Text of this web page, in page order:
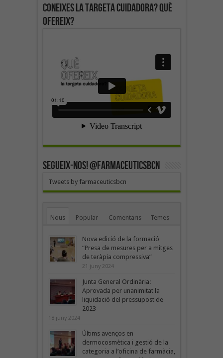
Coneixes la targeta cuidadora? Què
ofereix?
SEGUEIX-NOS! @farmaceuticsbcn
Tweets by farmaceuticsbcn
Nous Popular Comentaris Temes
Nova edició de la formació
“Presa de mesures per a mitges
de teràpia compressiva”
21 juny 2024
Junta General Ordinària:
Aprovada per unanimitat la
liquidació del pressupost de
2023
18 juny 2024
Últims avenços en
dermocosmètica i gestió de la
categoria a l’oficina de farmàcia,